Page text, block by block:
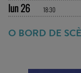
lun 26 18:30
O BORD DE